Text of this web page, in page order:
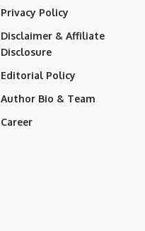
Privacy Policy
Disclaimer & Affiliate
Disclosure
Editorial Policy
Author Bio & Team
Career